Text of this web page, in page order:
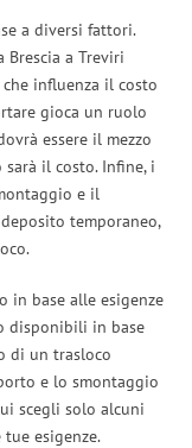
a diversi fattori.
Brescia a Treviri
influenza il costo
gioca un ruolo
essere il mezzo
il costo. Infine, i
e il
temporaneo,
in base alle esigenze
disponibili in base
di un trasloco
e lo smontaggio
scegli solo alcuni
esigenze.